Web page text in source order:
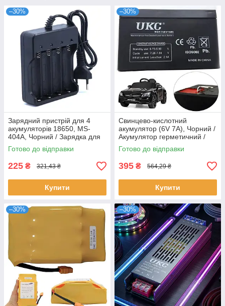
–30%
Зарядний пристрій для 4
акумуляторів 18650, MS-
404A, Чорний / Зарядка для
акумуляторних батарей
Готово до відправки
225 ₴ 321,43 ₴
Купити
–30%
Свинцево-кислотний
акумулятор (6V 7A), Чорний /
Акумулятор герметичний /
Акумулятор для
безперебійника
Готово до відправки
395 ₴ 564,29 ₴
Купити
–30% –30%